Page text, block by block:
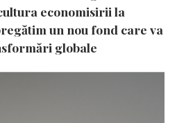
economisirii la
un nou fond care va
globale